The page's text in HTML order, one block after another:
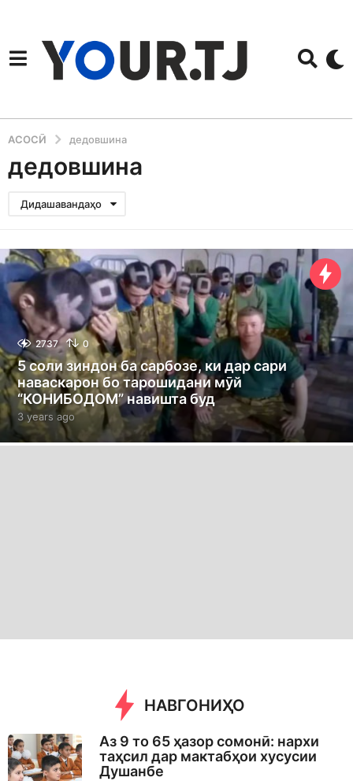
АСОСӢ дедовшина
дедовшина
Дидашавандаҳо
2737 0
5 соли зиндон ба сарбозе, ки дар сари
наваскарон бо тарошидани мӯй
“КОНИБОДОМ” навишта буд
3 years ago3
e
НАВГОНИҲО
Аз 9 то 65 ҳазор сомонӣ: нархи
таҳсил дар мактабҳои хусусии
Душанбе